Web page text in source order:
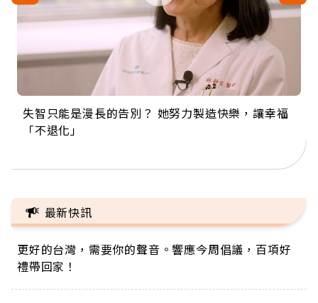
失智只能是漫長的告別？ 她努力製造快樂，讓幸福
「不退化」
來自剛果的巧克力神父 為台灣奉獻36年 「台灣是我
的家，我連作夢都講台語！」
63歲卸矽谷副總、搬回台灣找快樂！「蛋黃哥小
丑」走進安養院，逗樂上萬爺奶：退休後才開始真
104歲打破金氏世界紀錄 成為全球最年長羽球選
手，分享長壽的秘密原來是「這個」
事業巔峰他選擇追夢…黑手阿伯拉小提琴還登上小
巨蛋！連CNN都大讚！
最新快訊
更好的台灣，需要你的聲音。響應今周倡議，百項好
禮帶回家！